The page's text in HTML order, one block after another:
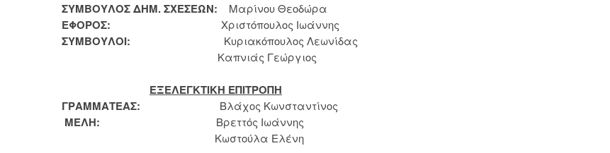
ΣΥΜΒΟΥΛΟΣ ΔΗΜ. ΣΧΕΣΕΩΝ: Μαρίνου Θεοδώρα
ΕΦΟΡΟΣ: Χριστόπουλος Ιωάννης
ΣΥΜΒΟΥΛΟΙ: Κυριακόπουλος Λεωνίδας
Καπνιάς Γεώργιος
ΕΞΕΛΕΓΚΤΙΚΗ ΕΠΙΤΡΟΠΗ
ΓΡΑΜΜΑΤΕΑΣ: Βλάχος Κωνσταντίνος
ΜΕΛΗ: Βρεττός Ιωάννης
Κωστούλα Ελένη